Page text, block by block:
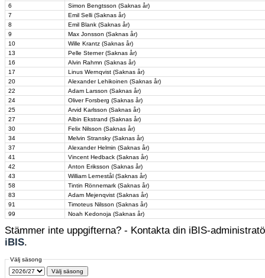
6
Simon Bengtsson (Saknas år)
7
Emil Selli (Saknas år)
8
Emil Blank (Saknas år)
9
Max Jonsson (Saknas år)
10
Wille Krantz (Saknas år)
13
Pelle Sterner (Saknas år)
16
Alvin Rahmn (Saknas år)
17
Linus Wernqvist (Saknas år)
20
Alexander Lehikoinen (Saknas år)
22
Adam Larsson (Saknas år)
24
Oliver Forsberg (Saknas år)
25
Arvid Karlsson (Saknas år)
27
Albin Ekstrand (Saknas år)
30
Felix Nilsson (Saknas år)
34
Melvin Stransky (Saknas år)
37
Alexander Helmin (Saknas år)
41
Vincent Hedback (Saknas år)
42
Anton Eriksson (Saknas år)
43
William Lernestål (Saknas år)
58
Tintin Rönnemark (Saknas år)
83
Adam Mejenqvist (Saknas år)
91
Timoteus Nilsson (Saknas år)
99
Noah Kedonoja (Saknas år)
Stämmer inte uppgifterna? - Kontakta din iBIS-
iBIS.
Välj säsong